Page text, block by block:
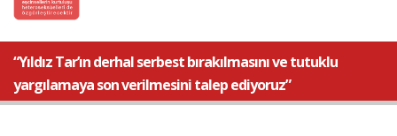
“Yıldız Tar’ın derhal serbest bırakılmasını ve tutuklu
yargılamaya son verilmesini talep ediyoruz”